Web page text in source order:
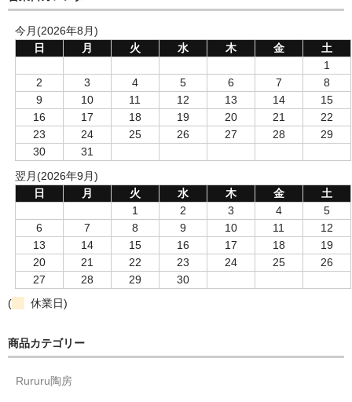
今月(2026年8月)
日
月 火 水 木 金
土
1
2
3 4 5 6 7
8
9
10 11 12 13 14
15
16
17 18 19 20 21
22
23
24 25 26 27 28
29
30
31
翌月(2026年9月)
日
月 火 水 木 金
土
1
2 3 4
5
6
7 8 9 10 11
12
13
14 15 16 17 18
19
20
21 22 23 24 25
26
27
28 29
30
(
休業日)
商品カテゴリー
Rururu陶房